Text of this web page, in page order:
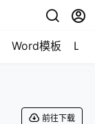
Word模板
前往下载